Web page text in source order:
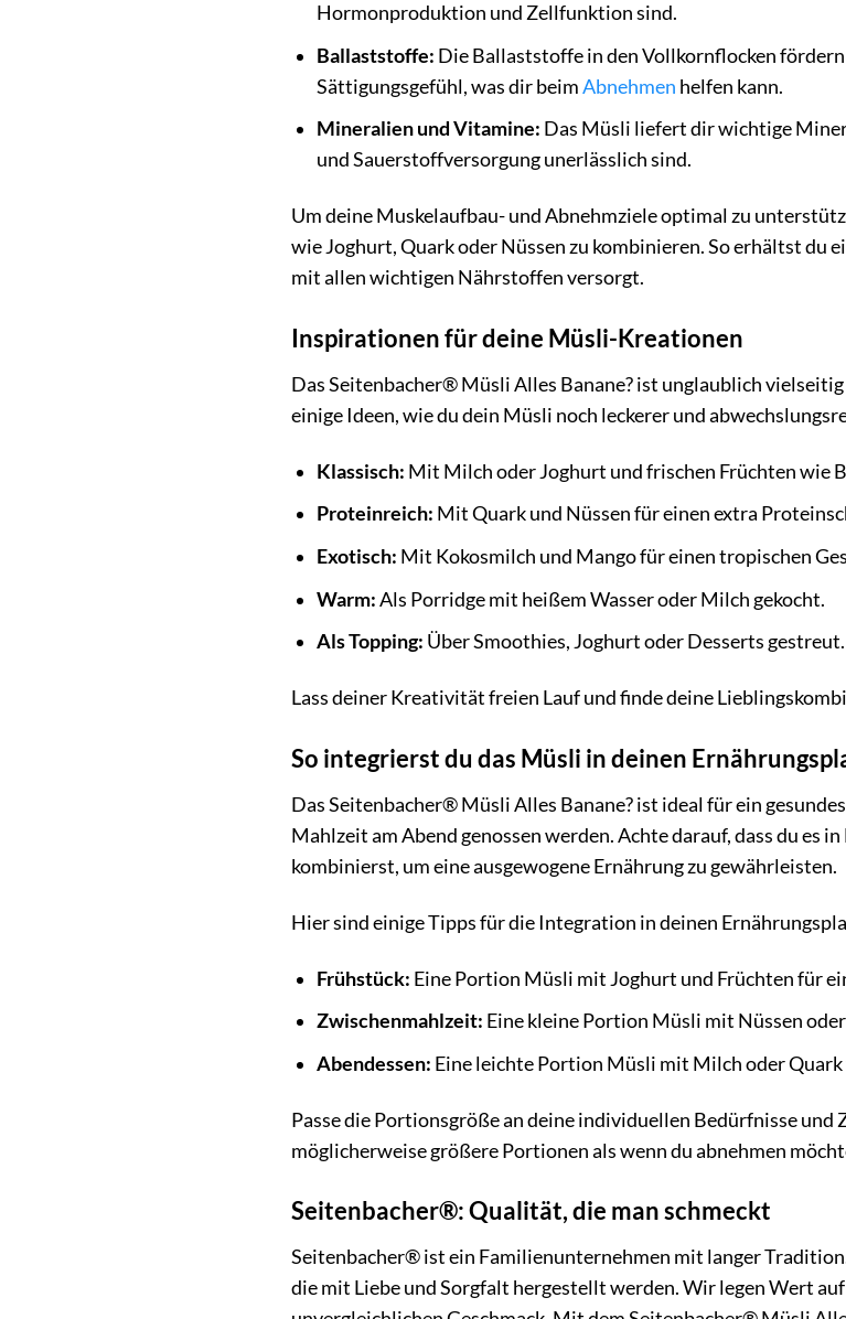
Hormonproduktion und Zellfunktion sind.
Ballaststoffe: Die Ballaststoffe in den Vollkornflocken
Sättigungsgefühl, was dir beimAbnehmen helfen kann.
Mineralien und Vitamine: Das Müsli liefert dir wichtige
und Sauerstoffversorgung unerlässlich sind.
Um deine Muskelaufbau- und Abnehmziele optimal zu
wie Joghurt, Quark oder Nüssen zu kombinieren. So erhältst
mit allen wichtigen Nährstoffen versorgt.
Inspirationen für deine Müsli-Kreationen
Das Seitenbacher® Müsli Alles Banane? ist unglaublich
einige Ideen, wie du dein Müsli noch leckerer und
Klassisch: Mit Milch oder Joghurt und frischen Früchten wie
Proteinreich: Mit Quark und Nüssen für einen extra
Exotisch: Mit Kokosmilch und Mango für einen tropischen
Warm:Als Porridge mit heißem Wasser oder Milch gekocht.
Als Topping: Über Smoothies, Joghurt oder Desserts gestreut.
Lass deiner Kreativität freien Lauf und finde deine
So integrierst du das Müsli in deinen
Das Seitenbacher® Müsli Alles Banane? ist ideal für ein
Mahlzeit am Abend genossen werden. Achte darauf, dass du es
kombinierst, um eine ausgewogene Ernährung zu gewährleisten.
Hier sind einige Tipps für die Integration in deinen
Frühstück: Eine Portion Müsli mit Joghurt und Früchten für
Zwischenmahlzeit: Eine kleine Portion Müsli mit Nüssen oder
Abendessen: Eine leichte Portion Müsli mit Milch oder
Passe die Portionsgröße an deine individuellen Bedürfnisse
möglicherweise größere Portionen als wenn du abnehmen
Seitenbacher®: Qualität, die man schmeckt
Seitenbacher® ist ein Familienunternehmen mit langer
die mit Liebe und Sorgfalt hergestellt werden. Wir legen Wert